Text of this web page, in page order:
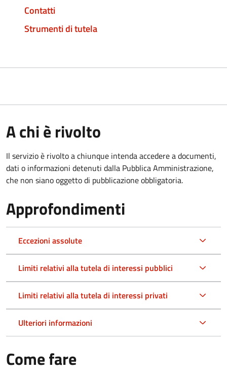
Contatti
Strumenti di tutela
A chi è rivolto
Il servizio è rivolto a chiunque intenda accedere a documenti,
dati o informazioni detenuti dalla Pubblica Amministrazione,
che non siano oggetto di pubblicazione obbligatoria.
Approfondimenti
Eccezioni assolute
Limiti relativi alla tutela di interessi pubblici
Limiti relativi alla tutela di interessi privati
Ulteriori informazioni
Come fare